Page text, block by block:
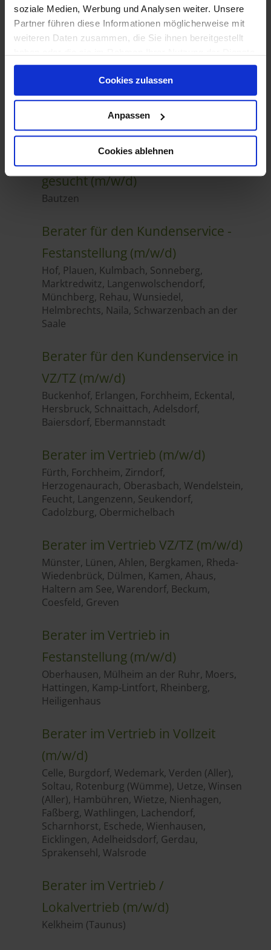
soziale Medien, Werbung und Analysen weiter. Unsere
Partner führen diese Informationen möglicherweise mit
weiteren Daten zusammen, die Sie ihnen bereitgestellt
gesammelt haben.
Cookies zulassen
Anpassen
Cookies ablehnen